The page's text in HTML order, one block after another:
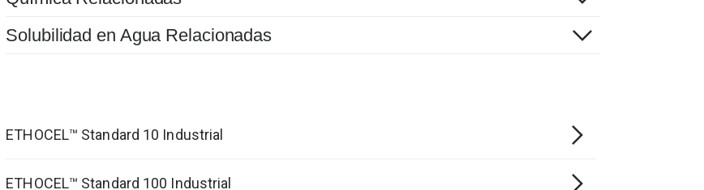
Solubilidad en Agua Relacionadas
ETHOCEL™ Standard 10 Industrial
ETHOCEL™ Standard 100 Industrial